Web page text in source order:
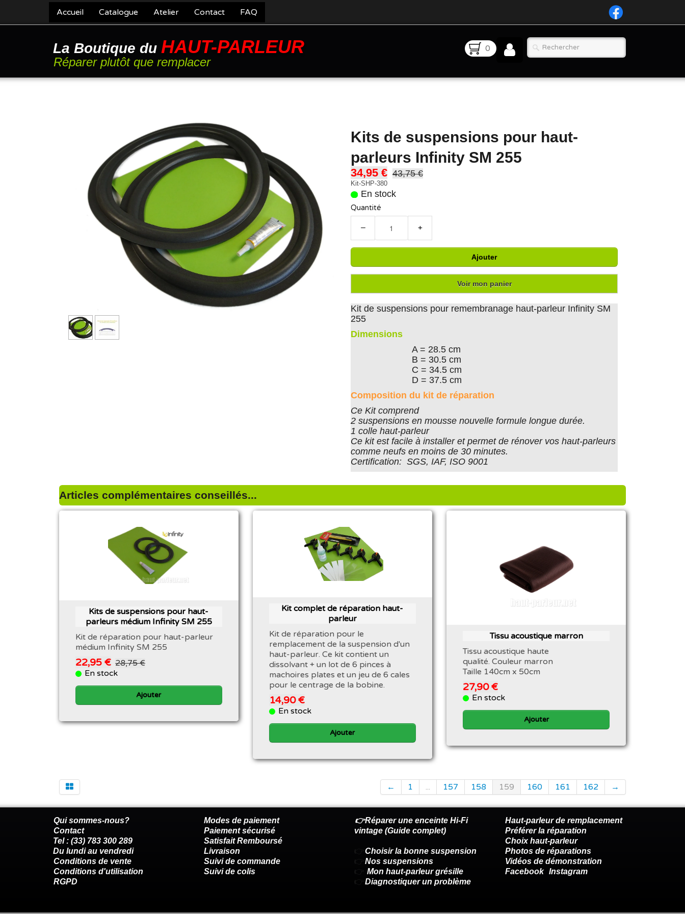
Accueil Catalogue Atelier Contact FAQ
La Boutique du HAUT-PARLEUR
Réparer plutôt que remplacer
0
Kits de suspensions pour haut-
parleurs Infinity SM 255
34,95 € 43,75 €
Kit-SHP-380
En stock
Quantité
− +
Ajouter
Voir mon panier
Kit de suspensions pour remembranage haut-parleur Infinity SM
255
Dimensions
A = 28.5 cm
B = 30.5 cm
C = 34.5 cm
D = 37.5 cm
Composition du kit de réparation
Ce Kit comprend
2 suspensions en mousse nouvelle formule longue durée.
1 colle haut-parleur
Ce kit est facile à installer et permet de rénover vos haut-parleurs
comme neufs en moins de 30 minutes.
Certification: SGS, IAF, ISO 9001
Articles complémentaires conseillés...
Kits de suspensions pour haut-
parleurs médium Infinity SM 255
Kit de réparation pour haut-parleur
médium Infinity SM 255
22,95 € 28,75 €
En stock
Ajouter
Kit complet de réparation haut-
parleur
Kit de réparation pour le
remplacement de la suspension d'un
haut-parleur. Ce kit contient un
dissolvant + un lot de 6 pinces à
machoires plates et un jeu de 6 cales
pour le centrage de la bobine.
14,90 €
En stock
Ajouter
Tissu acoustique marron
Tissu acoustique haute
qualité. Couleur marron
Taille 140cm x 50cm
27,90 €
En stock
Ajouter
← 1 ... 157 158 159 160 161 162 →
Qui sommes-nous?
Contact
Tel : (33) 783 300 289
Du lundi au vendredi
Conditions de vente
Conditions d'utilisation
RGPD
Modes de paiement
Paiement sécurisé
Satisfait Remboursé
Livraison
Suivi de commande
Suivi de colis
👉Réparer une enceinte Hi-Fi
vintage (Guide complet)
👉 Choisir la bonne suspension
👉 Nos suspensions
👉 Mon haut-parleur grésille
👉 Diagnostiquer un problème
Haut-parleur de remplacement
Préférer la réparation
Choix haut-parleur
Photos de réparations
Vidéos de démonstration
Facebook Instagram